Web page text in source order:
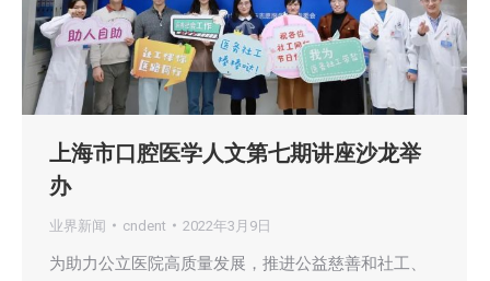
上海市口腔医学人文第七期讲座沙龙举
办
业界新闻 cndent 2022年3月9日
为助力公立医院高质量发展，推进公益慈善和社工、